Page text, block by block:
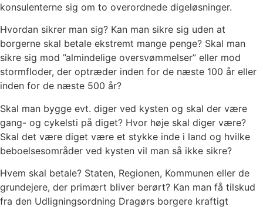
konsulenterne sig om to overordnede digeløsninger.
Hvordan sikrer man sig? Kan man sikre sig uden at
borgerne skal betale ekstremt mange penge? Skal man
sikre sig mod ”almindelige oversvømmelser” eller mod
stormfloder, der optræder inden for de næste 100 år eller
inden for de næste 500 år?
Skal man bygge evt. diger ved kysten og skal der være
gang- og cykelsti på diget? Hvor høje skal diger være?
Skal det være diget være et stykke inde i land og hvilke
beboelsesområder ved kysten vil man så ikke sikre?
Hvem skal betale? Staten, Regionen, Kommunen eller de
grundejere, der primært bliver berørt? Kan man få tilskud
fra den Udligningsordning Dragørs borgere kraftigt